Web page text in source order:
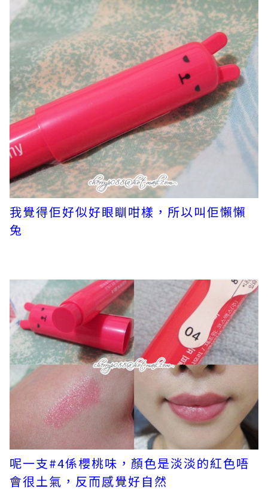
我覺得佢好似好眼瞓咁樣，所以叫佢懶懶
兔
呢一支#4係櫻桃味，顏色是淡淡的紅色唔
會很土氣，反而感覺好自然